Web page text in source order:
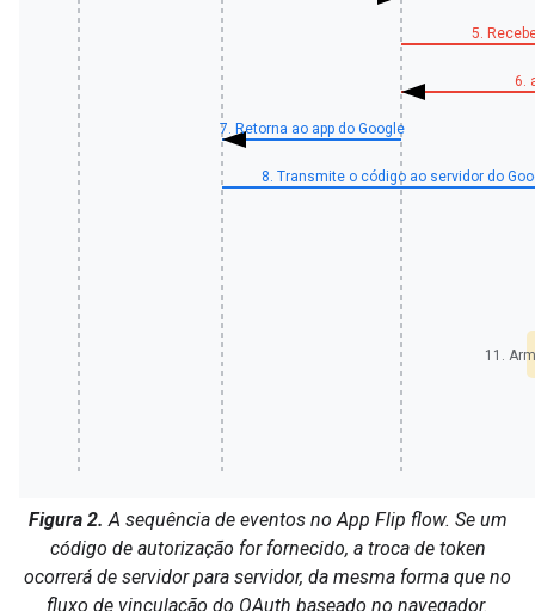
5.
6.
7. Retorna ao app do Google
8. Transmite o código ao servidor do
11.
Figura 2. A sequência de eventos no App Flip flow. Se um
código de autorização for fornecido, a troca de token
ocorrerá de servidor para servidor, da mesma forma que no
fluxo de vinculação do OAuth baseado no navegador.